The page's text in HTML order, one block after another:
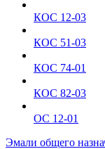
КОС 12-03
КОС 51-03
КОС 74-01
КОС 82-03
ОС 12-01
Эмали общего